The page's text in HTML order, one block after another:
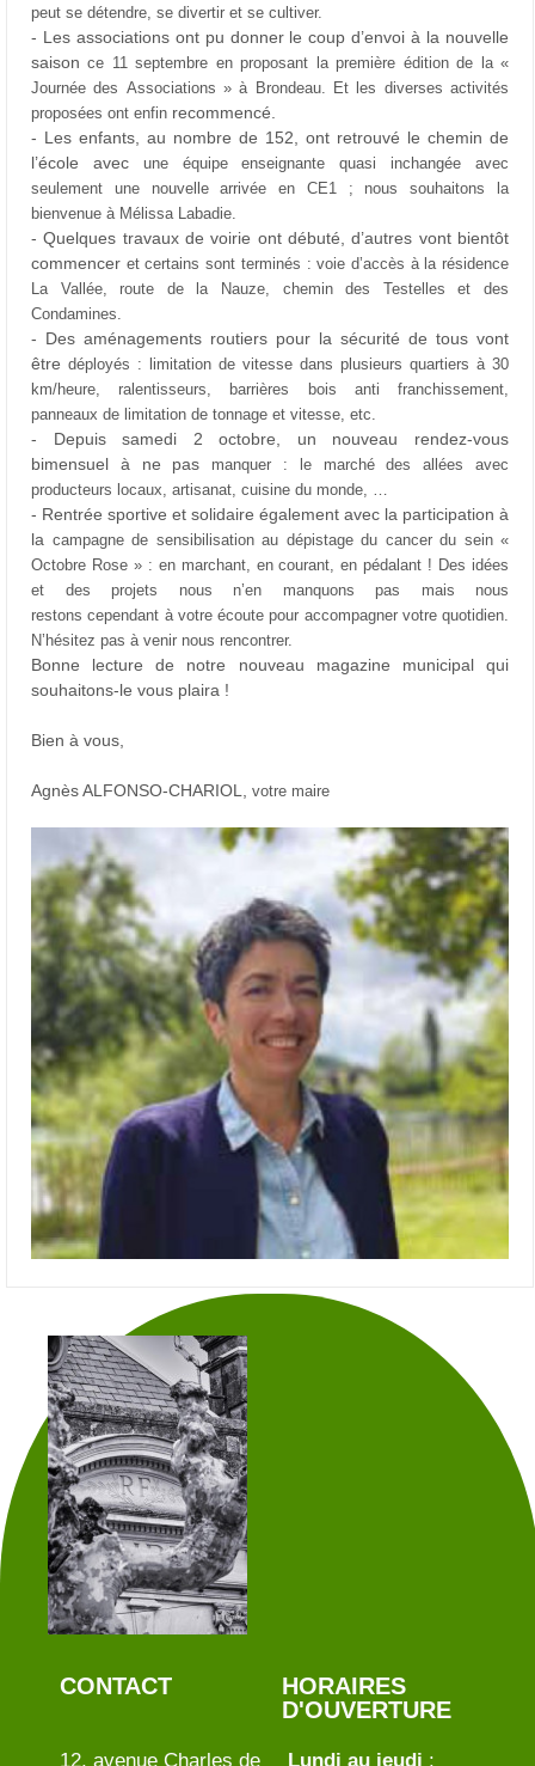
peut se détendre, se divertir et se cultiver.
- Les associations ont pu donner le coup d’envoi à la nouvelle
saisonce 11 septembre en proposant la première édition de la «
Journée des Associations » à Brondeau. Et les diverses activités
proposées ont enfin recommencé.
- Les enfants, au nombre de 152, ont retrouvé le chemin de
l’école avec une équipe enseignante quasi inchangée avec
seulement une nouvellearrivée en CE1 ; nous souhaitons la
bienvenue à Mélissa Labadie.
- Quelques travaux de voirie ont débuté, d’autres vont bientôt
commencer et certains sont terminés : voie d’accès à la résidence
La Vallée, route de la Nauze, chemin des Testelles et des
Condamines.
- Des aménagements routiers pour la sécurité de tous vont
être déployés : limitation de vitesse dans plusieurs quartiers à 30
km/heure, ralentisseurs, barrières bois anti franchissement,
panneaux de limitation de tonnage et vitesse, etc.
- Depuis samedi 2 octobre, un nouveau rendez-vous
bimensuel à ne pas manquer : le marché des allées avec
producteurs locaux, artisanat, cuisine du monde, …
- Rentrée sportive et solidaire également avec la participation à
la campagne de sensibilisation au dépistage du cancer du sein «
Octobre Rose » : en marchant, en courant, en pédalant ! Des idées
et des projets nous n’en manquons pas mais nous
restonscependant à votre écoute pour accompagner votre quotidien.
N’hésitez pas à venir nous rencontrer.
Bonne lecture de notre nouveau magazine municipal qui
souhaitons-le vous plaira !
Bien à vous,
Agnès ALFONSO-CHARIOL, votre maire
CONTACT
HORAIRES
D'OUVERTURE
12, avenue Charles de Lundi au jeudi :